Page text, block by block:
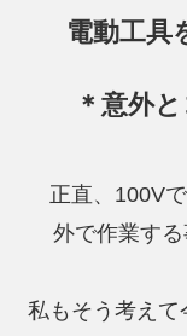
電動工具
＊意外
正直、100V
外で作業する
私もそう考えて